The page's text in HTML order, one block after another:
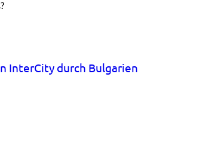
InterCity durch Bulgarien